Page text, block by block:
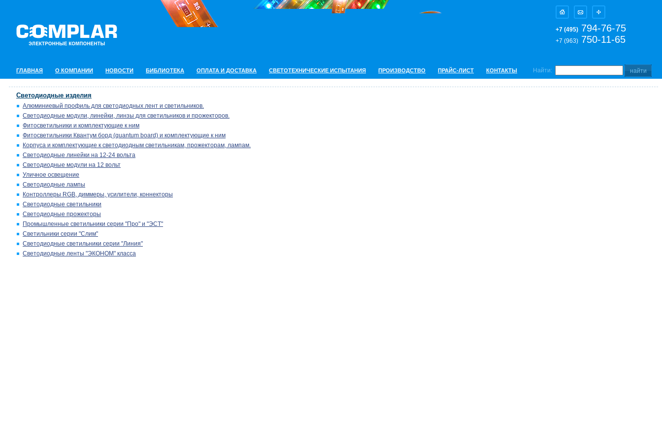
+7 (495) 794-76-75
+7 (963) 750-11-65
ГЛАВНАЯ О КОМПАНИИ НОВОСТИ БИБЛИОТЕКА ОПЛАТА И ДОСТАВКА СВЕТОТЕХНИЧЕСКИЕ ИСПЫТАНИЯ ПРОИЗВОДСТВО ПРАЙС-ЛИСТ КОНТАКТЫ Найти:
Светодиодные изделия
Алюминиевый профиль для светодиодных лент и светильников.
Светодиодные модули, линейки, линзы для светильников и прожекторов.
Фитосветильники и комплектующие к ним
Фитосветильники Квантум борд (quantum board) и комплектующие к ним
Корпуса и комплектующие к светодиодным светильникам, прожекторам, лампам.
Светодиодные линейки на 12-24 вольта
Светодиодные модули на 12 вольт
Уличное освещение
Светодиодные лампы
Контроллеры RGB, диммеры, усилители, коннекторы
Светодиодные светильники
Светодиодные прожекторы
Промышленные светильники серии "Про" и "ЭСТ"
Светильники серии "Слим"
Светодиодные светильники серии "Линия"
Светодиодные ленты "ЭКОНОМ" класса